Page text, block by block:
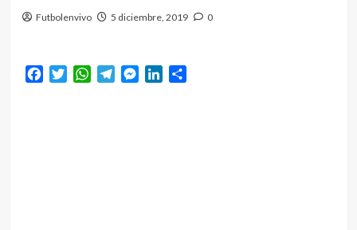
Futbolenvivo 5 diciembre, 2019 0
FacebookTwitterWhatsApp
TelegramMessenger
LinkedIn